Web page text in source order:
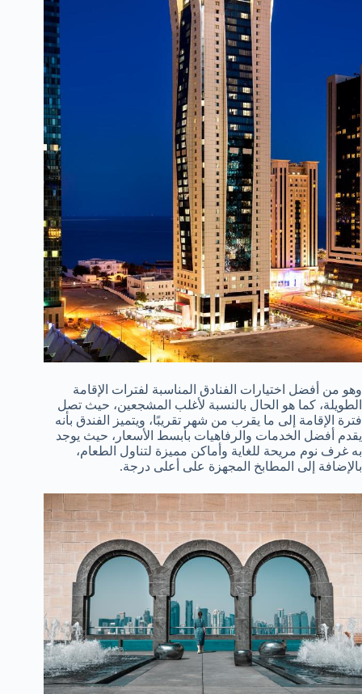
وهو من أفضل اختيارات الفنادق المناسبة لفترات الإقامة
الطويلة، كما هو الحال بالنسبة لأغلب المشجعين، حيث تصل
فترة الإقامة إلى ما يقرب من شهر تقريبًا، ويتميز الفندق بأنه
يقدم أفضل الخدمات والرفاهيات بأبسط الأسعار، حيث يوجد
به غرف نوم مريحة للغاية وأماكن مميزة لتناول الطعام،
بالإضافة إلى المطابخ المجهزة على أعلى درجة.